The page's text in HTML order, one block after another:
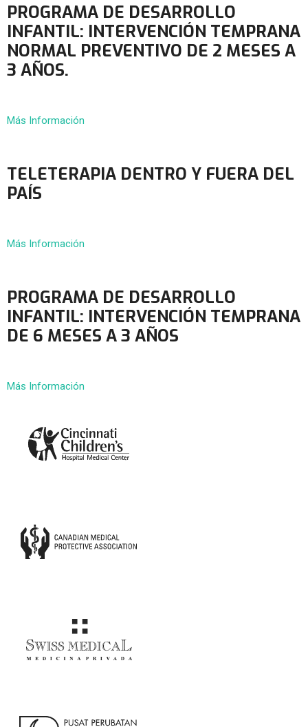
PROGRAMA DE DESARROLLO
INFANTIL: INTERVENCIÓN TEMPRANA
NORMAL PREVENTIVO DE 2 MESES A
3 AÑOS.
Más Información
TELETERAPIA DENTRO Y FUERA DEL
PAÍS
Más Información
PROGRAMA DE DESARROLLO
INFANTIL: INTERVENCIÓN TEMPRANA
DE 6 MESES A 3 AÑOS
Más Información